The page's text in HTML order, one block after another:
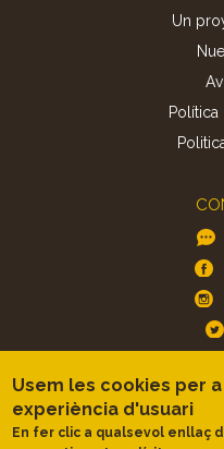
Un
Usem les cookies per
experiència d'usuari
En fer clic a qualsevol enllaç